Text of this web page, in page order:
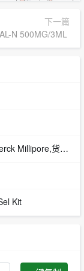
下一篇
N 500MG/3ML 50/
货号：600220
Kit